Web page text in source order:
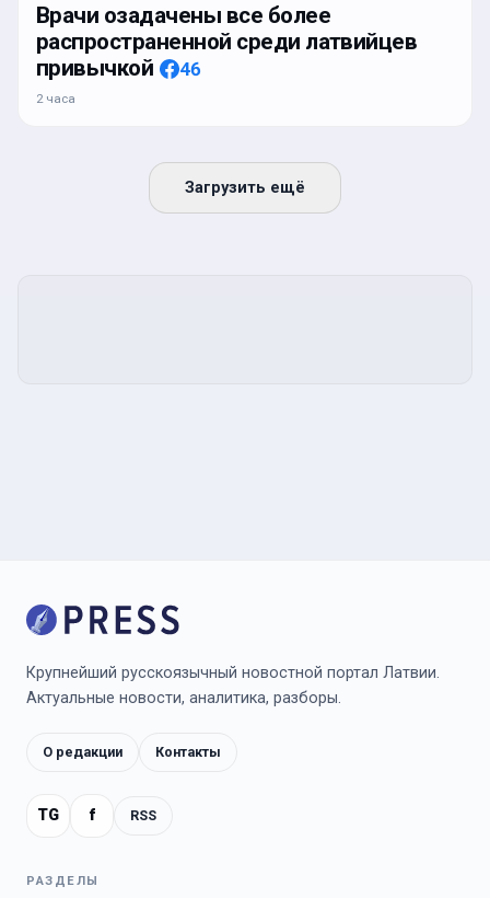
Врачи озадачены все более
распространенной среди латвийцев
привычкой
46
2 часа
Загрузить ещё
Крупнейший русскоязычный новостной портал Латвии.
Актуальные новости, аналитика, разборы.
О редакции Контакты
TG f RSS
РАЗДЕЛЫ